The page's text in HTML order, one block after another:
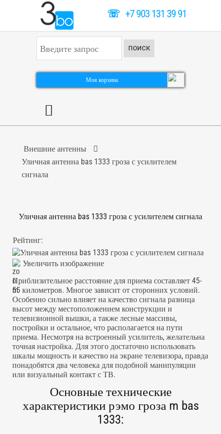
☏+7 903 131 39 91
к
а
ь
ПОИСК
Моя корзина
Внешние антенны
Уличная антенна bas 1333 гроза с усилителем
сигнала
Уличная антенна bas 1333 гроза с усилителем сигнала
Рейтинг:
Увеличить изображение
Приблизительное расстояние для приема составляет 45-
55 километров. Многое зависит от сторонних условий.
Особенно сильно влияет на качество сигнала разница
высот между местоположением конструкции и
телевизионной вышки, а также лесные массивы,
постройки и остальное, что располагается на пути
приема. Несмотря на встроенный усилитель, желательна
точная настройка. Для этого достаточно использовать
шкалы мощность и качество на экране телевизора, правда
понадобятся два человека для подобной манипуляции
или визуальный контакт с ТВ.
Основные технические
характеристики рэмо гроза m bas
1333: